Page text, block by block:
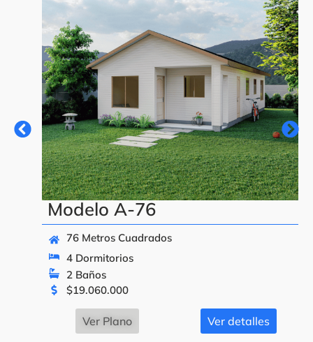
Modelo A-76
76 Metros Cuadrados
4 Dormitorios
2 Baños
$19.060.000
Ver Plano Ver detalles